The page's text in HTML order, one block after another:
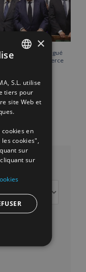
Boluda Fos distingué
Chambre de commerce
2026
ENGLISH
FRENCH
×
S.L. utilise
tiers pour
site Web et
cookies en
cookies",
sur
sur